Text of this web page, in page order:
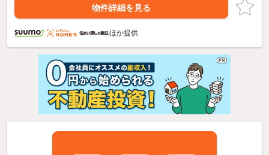
物件詳細を見る
ほか提供